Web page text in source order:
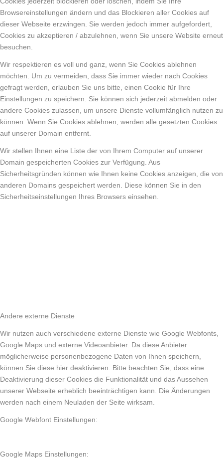
Browsereinstellungen ändern und das Blockieren aller Cookies auf
dieser Webseite erzwingen. Sie werden jedoch immer aufgefordert,
Cookies zu akzeptieren / abzulehnen, wenn Sie unsere Website erneut
besuchen.
Wir respektieren es voll und ganz, wenn Sie Cookies ablehnen
möchten. Um zu vermeiden, dass Sie immer wieder nach Cookies
gefragt werden, erlauben Sie uns bitte, einen Cookie für Ihre
Einstellungen zu speichern. Sie können sich jederzeit abmelden oder
andere Cookies zulassen, um unsere Dienste vollumfänglich nutzen zu
können. Wenn Sie Cookies ablehnen, werden alle gesetzten Cookies
auf unserer Domain entfernt.
Wir stellen Ihnen eine Liste der von Ihrem Computer auf unserer
Domain gespeicherten Cookies zur Verfügung. Aus
Sicherheitsgründen können wie Ihnen keine Cookies anzeigen, die von
anderen Domains gespeichert werden. Diese können Sie in den
Sicherheitseinstellungen Ihres Browsers einsehen.
Andere externe Dienste
Wir nutzen auch verschiedene externe Dienste wie Google Webfonts,
Google Maps und externe Videoanbieter. Da diese Anbieter
möglicherweise personenbezogene Daten von Ihnen speichern,
können Sie diese hier deaktivieren. Bitte beachten Sie, dass eine
Deaktivierung dieser Cookies die Funktionalität und das Aussehen
unserer Webseite erheblich beeinträchtigen kann. Die Änderungen
werden nach einem Neuladen der Seite wirksam.
Google Webfont Einstellungen:
Google Maps Einstellungen: